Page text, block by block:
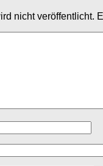
nicht veröffentlicht.